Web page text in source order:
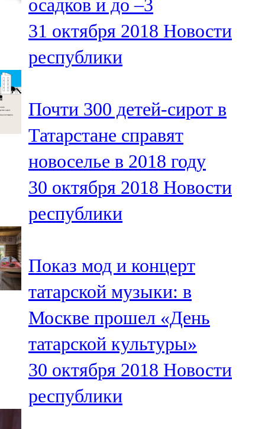
осадков и до –3
31 октября 2018 Новости
республики
Почти 300 детей-сирот в
Татарстане справят
новоселье в 2018 году
30 октября 2018 Новости
республики
Показ мод и концерт
татарской музыки: в
Москве прошел «День
татарской культуры»
30 октября 2018 Новости
республики